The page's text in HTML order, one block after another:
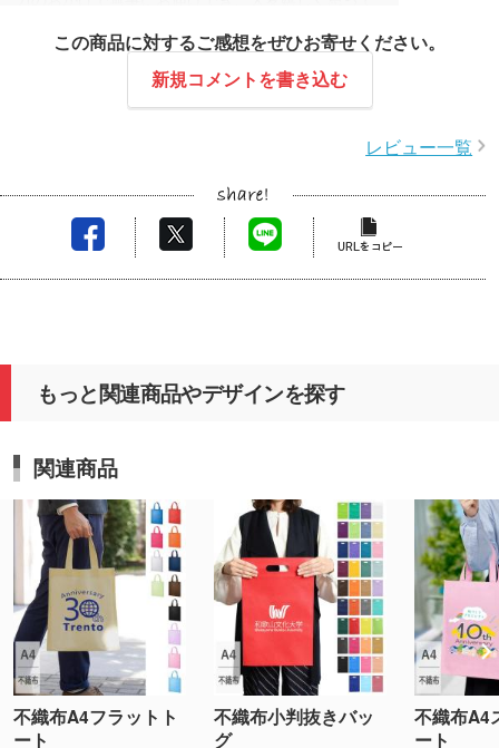
今後も安心してご利用いただけるよう、迅速かつ丁
寧な対応を心がけてまいります。
この商品に対するご感想をぜひお寄せください。
新規コメントを書き込む
レビュー一覧
もっと関連商品やデザインを探す
関連商品
不織布A4フラットト
ート
不織布小判抜きバッ
グ
不織布A4
ート